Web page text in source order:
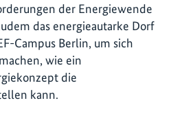
der Energiewende
das energieautarke Dorf
Campus Berlin, um sich
wie ein
die
kann.